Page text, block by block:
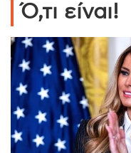
Ό,τι είναι!